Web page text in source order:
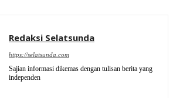
Redaksi Selatsunda
https://selatsunda.com
Sajian informasi dikemas dengan tulisan berita yang
independen